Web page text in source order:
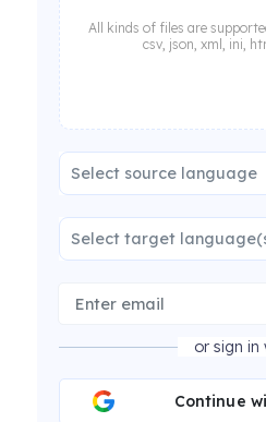
All kinds of files are
csv, json, xml, ini,
Select source language
Select target
or sign in
Continue